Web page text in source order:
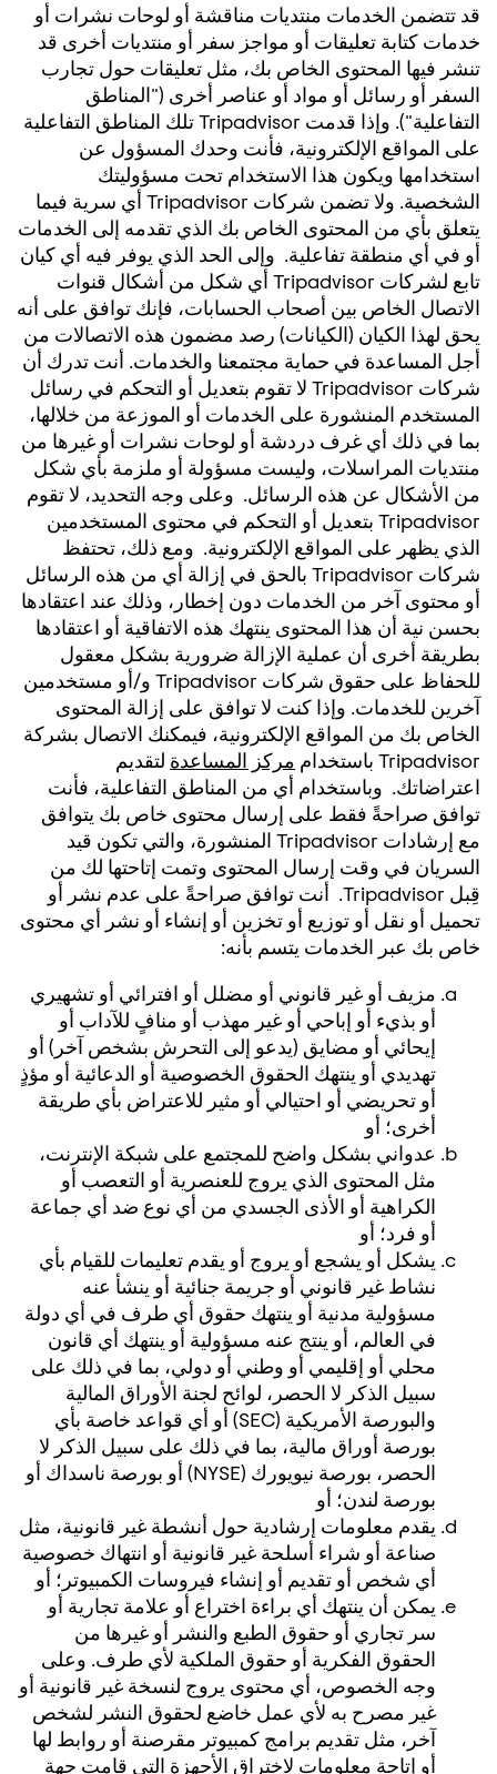
قد تتضمن الخدمات منتديات مناقشة أو لوحات نشرات أو
خدمات كتابة تعليقات أو مواجز سفر أو منتديات أخرى قد
تنشر فيها المحتوى الخاص بك، مثل تعليقات حول تجارب
السفر أو رسائل أو مواد أو عناصر أخرى ("المناطق
التفاعلية"). وإذا قدمت Tripadvisor تلك المناطق التفاعلية
على المواقع الإلكترونية، فأنت وحدك المسؤول عن
استخدامها ويكون هذا الاستخدام تحت مسؤوليتك
الشخصية. ولا تضمن شركات Tripadvisor أي سرية فيما
يتعلق بأي من المحتوى الخاص بك الذي تقدمه إلى الخدمات
أو في أي منطقة تفاعلية. وإلى الحد الذي يوفر فيه أي كيان
تابع لشركات Tripadvisor أي شكل من أشكال قنوات
الاتصال الخاص بين أصحاب الحسابات، فإنك توافق على أنه
يحق لهذا الكيان (الكيانات) رصد مضمون هذه الاتصالات من
أجل المساعدة في حماية مجتمعنا والخدمات. أنت تدرك أن
شركات Tripadvisor لا تقوم بتعديل أو التحكم في رسائل
المستخدم المنشورة على الخدمات أو الموزعة من خلالها،
بما في ذلك أي غرف دردشة أو لوحات نشرات أو غيرها من
منتديات المراسلات، وليست مسؤولة أو ملزمة بأي شكل
من الأشكال عن هذه الرسائل. وعلى وجه التحديد، لا تقوم
Tripadvisor بتعديل أو التحكم في محتوى المستخدمين
الذي يظهر على المواقع الإلكترونية. ومع ذلك، تحتفظ
شركات Tripadvisor بالحق في إزالة أي من هذه الرسائل
أو محتوى آخر من الخدمات دون إخطار، وذلك عند اعتقادها
بحسن نية أن هذا المحتوى ينتهك هذه الاتفاقية أو اعتقادها
بطريقة أخرى أن عملية الإزالة ضرورية بشكل معقول
للحفاظ على حقوق شركات Tripadvisor و/أو مستخدمين
آخرين للخدمات. وإذا كنت لا توافق على إزالة المحتوى
الخاص بك من المواقع الإلكترونية، فيمكنك الاتصال بشركة
Tripadvisor باستخدام
مركز المساعدة لتقديم
اعتراضاتك. وباستخدام أي من المناطق التفاعلية، فأنت
توافق صراحةً فقط على إرسال محتوى خاص بك يتوافق
مع إرشادات Tripadvisor المنشورة، والتي تكون قيد
السريان في وقت إرسال المحتوى وتمت إتاحتها لك من
قِبل Tripadvisor. أنت توافق صراحةً على عدم نشر أو
تحميل أو نقل أو توزيع أو تخزين أو إنشاء أو نشر أي محتوى
خاص بك عبر الخدمات يتسم بأنه:
مزيف أو غير قانوني أو مضلل أو افترائي أو تشهيري
أو بذيء أو إباحي أو غير مهذب أو منافٍ للآداب أو
إيحائي أو مضايق (يدعو إلى التحرش بشخص آخر) أو
تهديدي أو ينتهك الحقوق الخصوصية أو الدعائية أو مؤذٍ
أو تحريضي أو احتيالي أو مثير للاعتراض بأي طريقة
أخرى؛ أو
عدواني بشكل واضح للمجتمع على شبكة الإنترنت،
مثل المحتوى الذي يروج للعنصرية أو التعصب أو
الكراهية أو الأذى الجسدي من أي نوع ضد أي جماعة
أو فرد؛ أو
يشكل أو يشجع أو يروج أو يقدم تعليمات للقيام بأي
نشاط غير قانوني أو جريمة جنائية أو ينشأ عنه
مسؤولية مدنية أو ينتهك حقوق أي طرف في أي دولة
في العالم، أو ينتج عنه مسؤولية أو ينتهك أي قانون
محلي أو إقليمي أو وطني أو دولي، بما في ذلك على
سبيل الذكر لا الحصر، لوائح لجنة الأوراق المالية
والبورصة الأمريكية (SEC) أو أي قواعد خاصة بأي
بورصة أوراق مالية، بما في ذلك على سبيل الذكر لا
الحصر، بورصة نيويورك (NYSE) أو بورصة ناسداك أو
بورصة لندن؛ أو
يقدم معلومات إرشادية حول أنشطة غير قانونية، مثل
صناعة أو شراء أسلحة غير قانونية أو انتهاك خصوصية
أي شخص أو تقديم أو إنشاء فيروسات الكمبيوتر؛ أو
يمكن أن ينتهك أي براءة اختراع أو علامة تجارية أو
سر تجاري أو حقوق الطبع والنشر أو غيرها من
الحقوق الفكرية أو حقوق الملكية لأي طرف. وعلى
وجه الخصوص، أي محتوى يروج لنسخة غير قانونية أو
غير مصرح به لأي عمل خاضع لحقوق النشر لشخص
آخر، مثل تقديم برامج كمبيوتر مقرصنة أو روابط لها
أو إتاحة معلومات لاختراق الأجهزة التي قامت جهة